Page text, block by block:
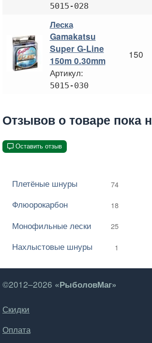
5015-028
Леска
Gamakatsu
Super G-Line
150m 0.30mm
Артикул:
5015-030
150
Отзывов о товаре пока
Оставить отзыв
Плетёные шнуры 74
Флюорокарбон 18
Монофильные лески 25
Нахлыстовые шнуры 1
©2012–2026 «РыболовМаг»
Скидки
Оплата